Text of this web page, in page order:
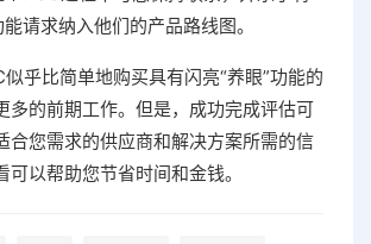
请求纳入他们的产品路线图。
乎比简单地购买具有闪亮“养眼”功能的
多的前期工作。但是，成功完成评估可
合您需求的供应商和解决方案所需的信
可以帮助您节省时间和金钱。